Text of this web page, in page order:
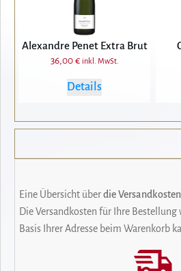
Alexandre Penet Extra Brut
36,00 € inkl. MwSt.
Details
Eine Übersicht überdie
Die Versandkosten für Ihre
Basis Ihrer Adresse beim Warenkorb